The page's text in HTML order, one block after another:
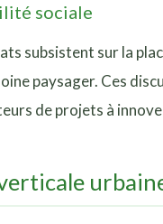
sociale
subsistent sur la
paysager. Ces
de projets à